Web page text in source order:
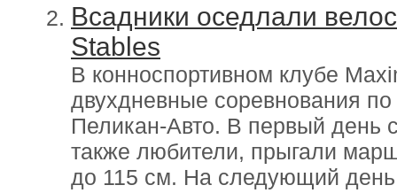
Всадники оседлали
Stables
В конноспортивном клубе
двухдневные соревнования
Пеликан-Авто. В первый день
также любители, прыгали
до 115 см. На следующий